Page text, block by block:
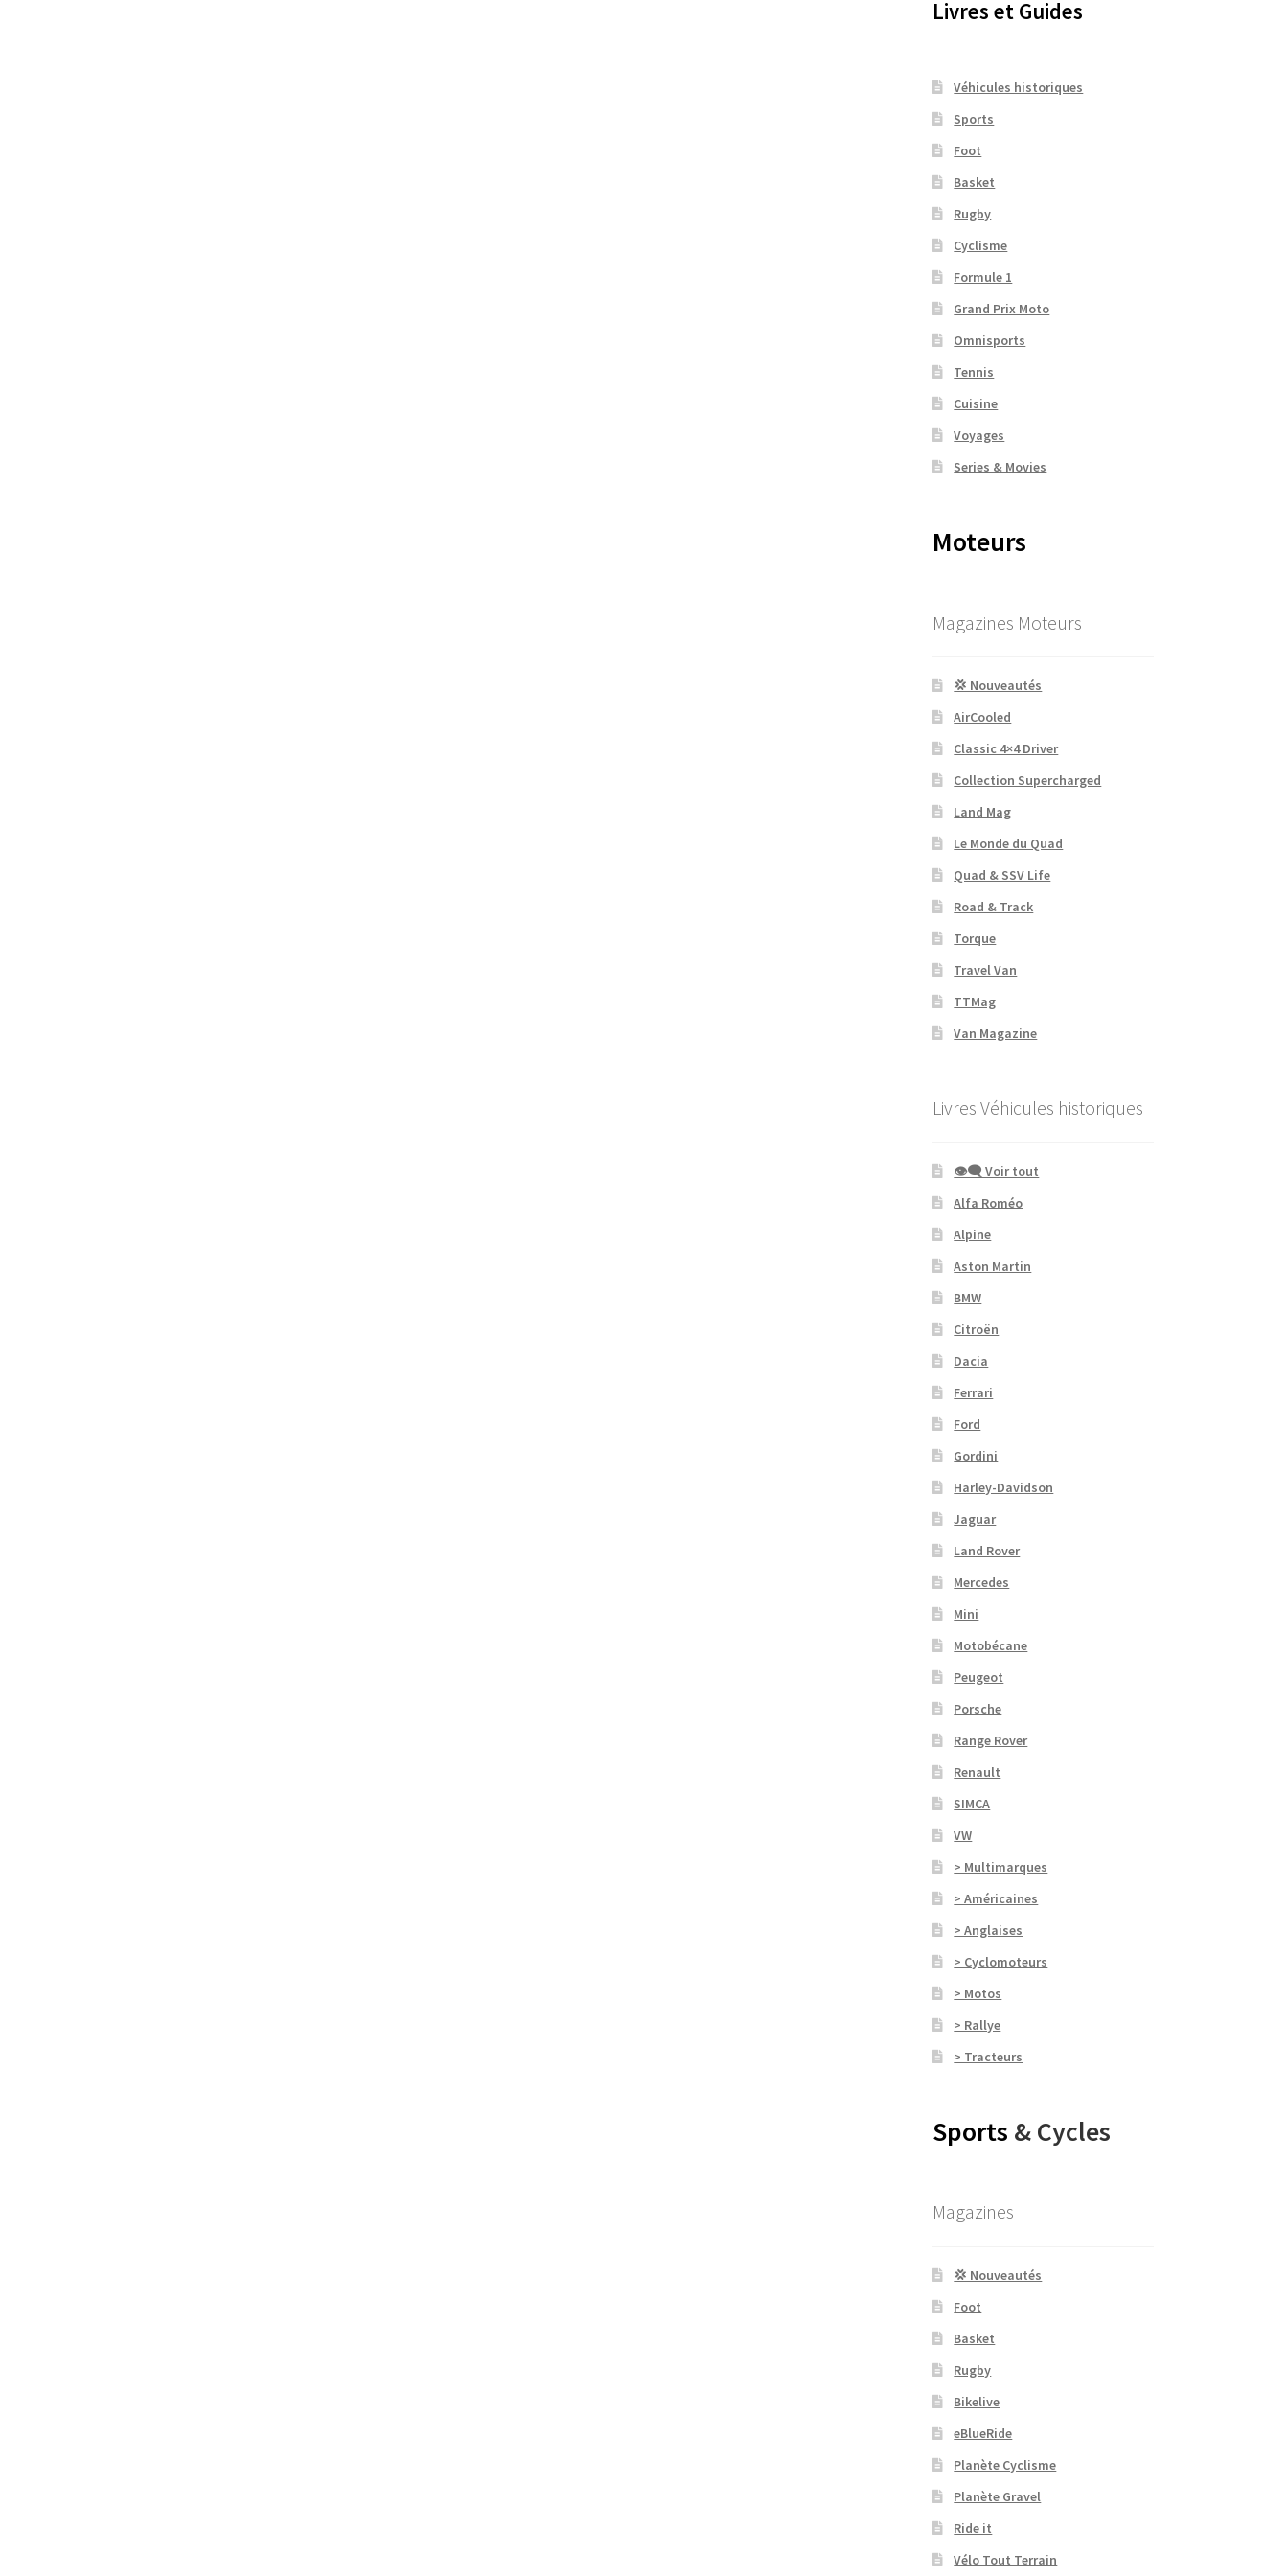
Livres et Guides
Véhicules historiques
Sports
Foot
Basket
Rugby
Cyclisme
Formule 1
Grand Prix Moto
Omnisports
Tennis
Cuisine
Voyages
Series & Movies
Moteurs
Magazines Moteurs
💢 Nouveautés
AirCooled
Classic 4×4 Driver
Collection Supercharged
Land Mag
Le Monde du Quad
Quad & SSV Life
Road & Track
Torque
Travel Van
TTMag
Van Magazine
Livres Véhicules historiques
👁‍🗨 Voir tout
Alfa Roméo
Alpine
Aston Martin
BMW
Citroën
Dacia
Ferrari
Ford
Gordini
Harley-Davidson
Jaguar
Land Rover
Mercedes
Mini
Motobécane
Peugeot
Porsche
Range Rover
Renault
SIMCA
VW
> Multimarques
> Américaines
> Anglaises
> Cyclomoteurs
> Motos
> Rallye
> Tracteurs
Sports & Cycles
Magazines
💢 Nouveautés
Foot
Basket
Rugby
Bikelive
eBlueRide
Planète Cyclisme
Planète Gravel
Ride it
Vélo Tout Terrain